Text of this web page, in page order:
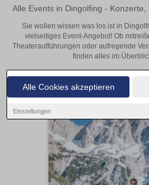
Alle Cookies akzeptieren
Einstellungen
Alle Events in Dingolfing -
Sie wollen wissen was los ist in
vielseitiges Event-Angebot! Ob
Theateraufführungen oder aufregende
finden alles im